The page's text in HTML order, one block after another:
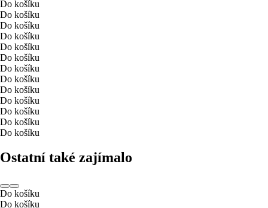
Do košíku
Do košíku
Do košíku
Do košíku
Do košíku
Do košíku
Do košíku
Do košíku
Do košíku
Do košíku
Do košíku
Do košíku
Do košíku
Ostatní také zajímalo
Do košíku
Do košíku